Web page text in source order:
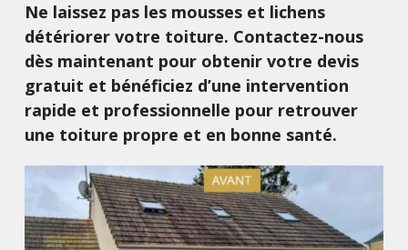
Ne laissez pas les mousses et lichens
détériorer votre toiture. Contactez-nous
dès maintenant pour obtenir votre devis
gratuit et bénéficiez d’une intervention
rapide et professionnelle pour retrouver
une toiture propre et en bonne santé.